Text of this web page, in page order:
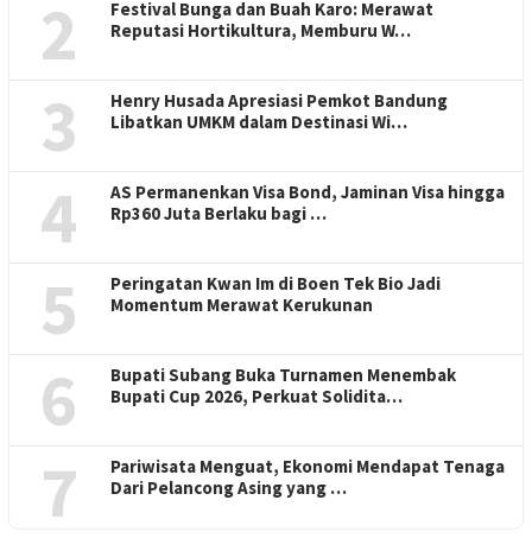
2
Festival Bunga dan Buah Karo: Merawat
Reputasi Hortikultura, Memburu W…
3
Henry Husada Apresiasi Pemkot Bandung
Libatkan UMKM dalam Destinasi Wi…
4
AS Permanenkan Visa Bond, Jaminan Visa hingga
Rp360 Juta Berlaku bagi …
5
Peringatan Kwan Im di Boen Tek Bio Jadi
Momentum Merawat Kerukunan
6
Bupati Subang Buka Turnamen Menembak
Bupati Cup 2026, Perkuat Solidita…
7
Pariwisata Menguat, Ekonomi Mendapat Tenaga
Dari Pelancong Asing yang …